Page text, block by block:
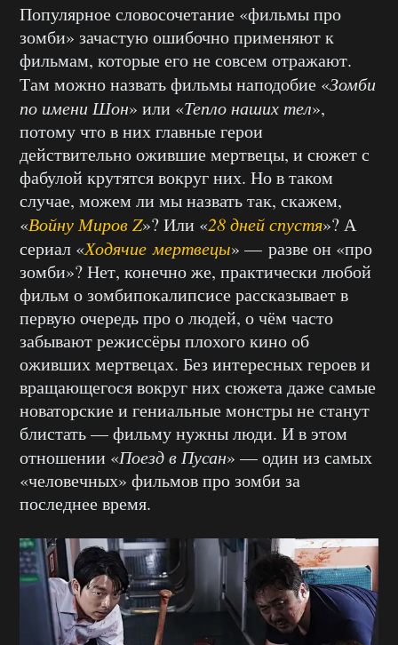
Популярное словосочетание «фильмы про
зомби» зачастую ошибочно применяют к
фильмам, которые его не совсем отражают.
Там можно назвать фильмы наподобие «Зомби
по имени Шон» или «Тепло наших тел»,
потому что в них главные герои
действительно ожившие мертвецы, и сюжет с
фабулой крутятся вокруг них. Но в таком
случае, можем ли мы назвать так, скажем,
«Войну Миров Z»? Или «28 дней спустя»? А
сериал «Ходячие мертвецы» — разве он «про
зомби»? Нет, конечно же, практически любой
фильм о зомбипокалипсисе рассказывает в
первую очередь про о людей, о чём часто
забывают режиссёры плохого кино об
оживших мертвецах. Без интересных героев и
вращающегося вокруг них сюжета даже самые
новаторские и гениальные монстры не станут
блистать — фильму нужны люди. И в этом
отношении «Поезд в Пусан» — один из самых
«человечных» фильмов про зомби за
последнее время.